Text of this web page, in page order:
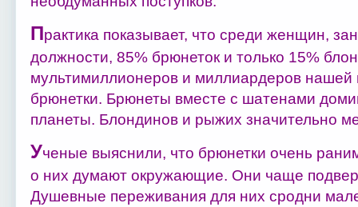
Практика показывает, что среди женщин,
должности, 85% брюнеток и только 15%
мультимиллионеров и миллиардеров нашей
брюнетки. Брюнеты вместе с шатенами
планеты. Блондинов и рыжих значительно
Ученые выяснили, что брюнетки очень
о них думают окружающие. Они чаще
Душевные переживания для них сродни